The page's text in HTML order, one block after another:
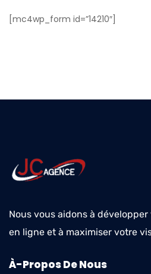
[mc4wp_form id=”14210″]
Nous vous aidons à
en ligne et à maximiser votre
À-Propos De Nous